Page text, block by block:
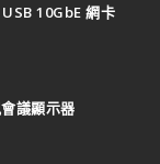
10GbE 網卡
議顯示器